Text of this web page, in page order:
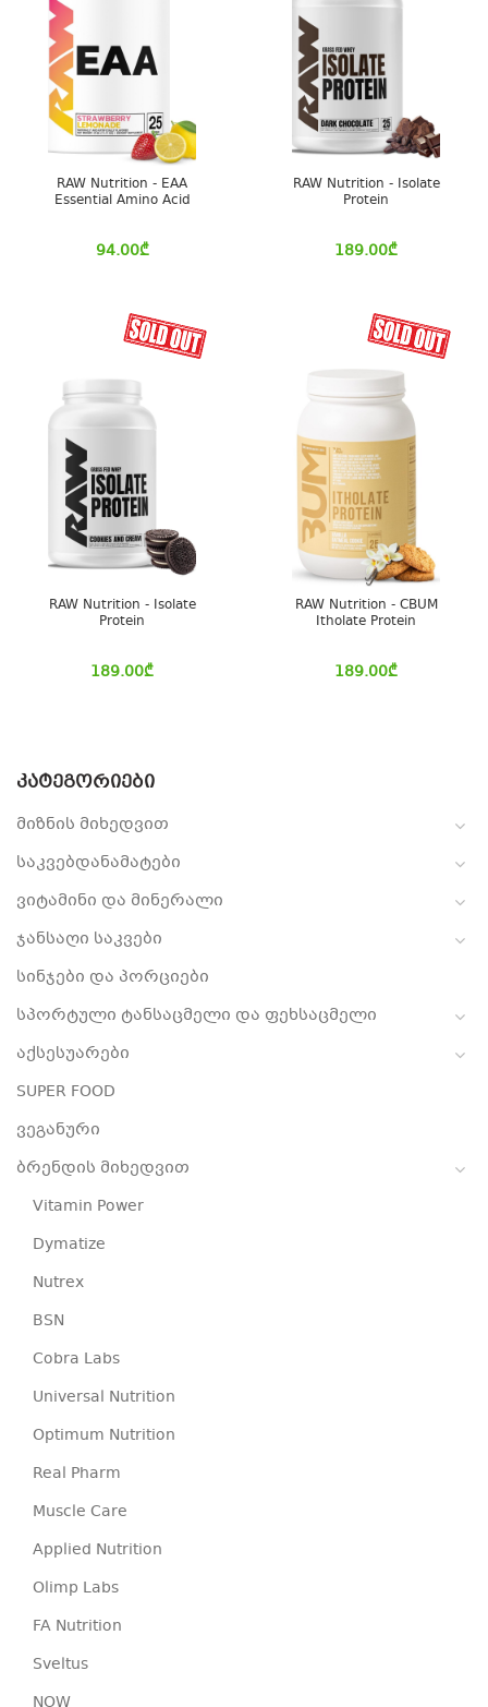
ᲙᲐᲢᲔᲒᲝᲠᲘᲔᲑᲘ
მიზნის მიხედვით
საკვებდანამატები
ვიტამინი და მინერალი
ჯანსაღი საკვები
სინჯები და პორციები
სპორტული ტანსაცმელი და ფეხსაცმელი
აქსესუარები
SUPER FOOD
ვეგანური
ბრენდის მიხედვით
Vitamin Power
Dymatize
Nutrex
BSN
Cobra Labs
Universal Nutrition
Optimum Nutrition
Real Pharm
Muscle Care
Applied Nutrition
Olimp Labs
FA Nutrition
Sveltus
RAW Nutrition - EAA
Essential Amino Acid
94.00₾
RAW Nutrition - Isolate
Protein
189.00₾
RAW Nutrition - Isolate
Protein
189.00₾
RAW Nutrition - CBUM
Itholate Protein
189.00₾